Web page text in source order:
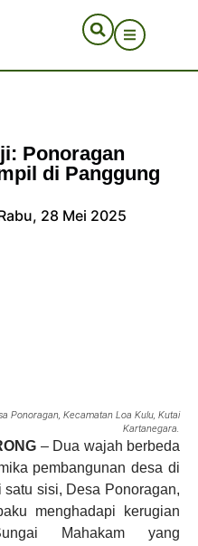
Ponoragan
di Panggung
28 Mei 2025
Ponoragan, Kecamatan Loa Kulu, Kutai
Kartanegara.
– Dua wajah berbeda
pembangunan desa di
sisi, Desa Ponoragan,
menghadapi kerugian
Mahakam yang